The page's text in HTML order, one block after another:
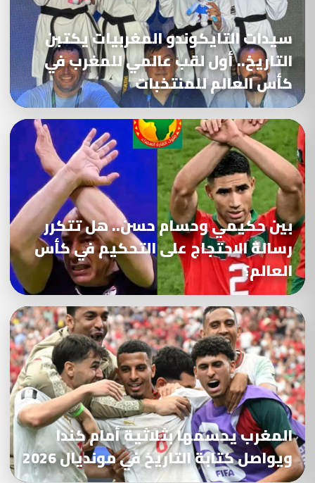
سيدات التايكوندو المغربيات يكتبن
التاريخ.. أول لقب عالمي للمغرب في
كأس العالم للمنتخبات
بين حكيمي وحسام حسن.. هل تتكرر
رسالة الاحتجاج على التحكيم في كأس
العالم؟
المغرب يحسمها بثلاثية أمام كندا
ويواصل كتابة التاريخ في مونديال 2026